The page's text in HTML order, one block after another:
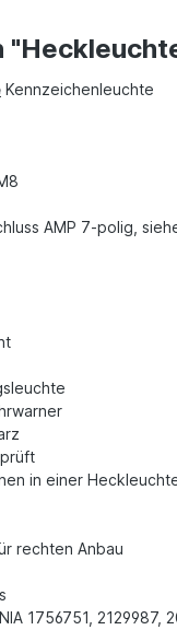
Kennzeichenleuchte
AMP 7-polig,
in einer
rechten Anbau
1756751, 2129987,